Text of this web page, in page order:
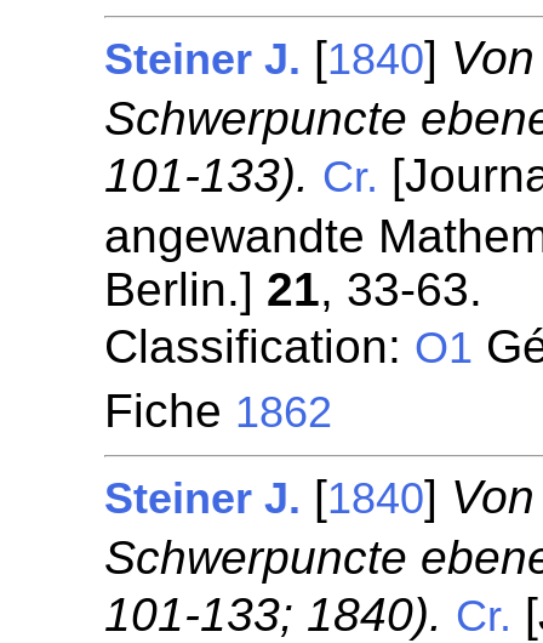
Steiner J. [1840]
Schwerpuncte
101-133). Cr.
angewandte
Berlin.] 21, 33-63.
Classification: O1
Fiche 1862
Steiner J. [1840]
Schwerpuncte
101-133; 1840). Cr.